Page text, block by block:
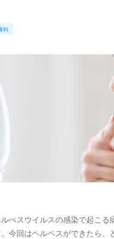
科
ぺスウイルスの感染で起こる
今回はヘルペスができたら、